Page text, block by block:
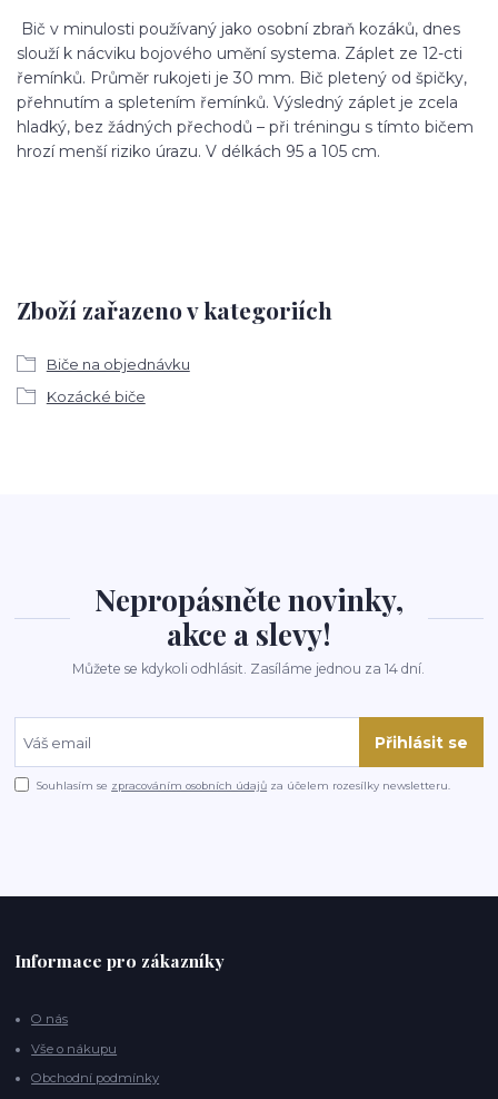
Bič v minulosti používaný jako osobní zbraň kozáků, dnes
slouží k nácviku bojového umění systema. Záplet ze 12-cti
řemínků. Průměr rukojeti je 30 mm. Bič pletený od špičky,
přehnutím a spletením řemínků. Výsledný záplet je zcela
hladký, bez žádných přechodů – při tréningu s tímto bičem
hrozí menší riziko úrazu. V délkách 95 a 105 cm.
Zboží zařazeno v kategoriích
Biče na objednávku
Kozácké biče
Nepropásněte novinky,
akce a slevy!
Můžete se kdykoli odhlásit. Zasíláme jednou za 14 dní.
Přihlásit se
Souhlasím se zpracováním osobních údajů za účelem rozesílky newsletteru.
Informace pro zákazníky
O nás
Vše o nákupu
Obchodní podmínky